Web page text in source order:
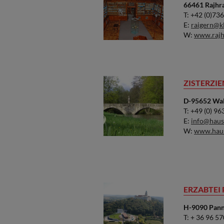
66461
T: +42
E:
W:
D-95652
T: +49 (0)
E:
W:
H-9090
T: + 36 96